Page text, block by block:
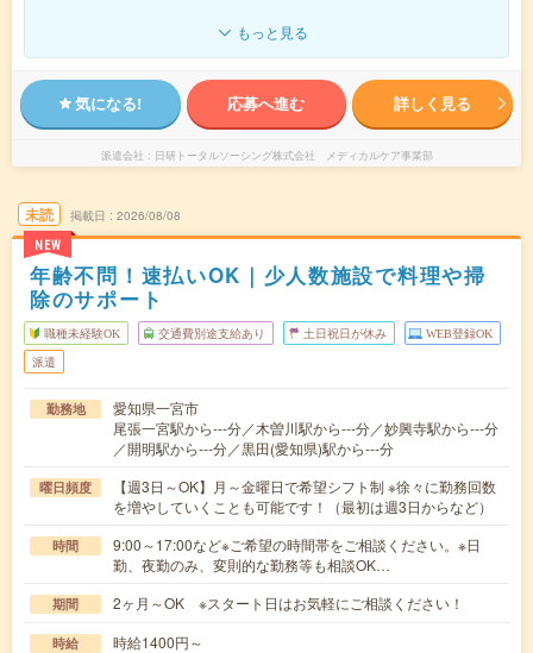
もっと見る
気になる! 応募へ進む 詳しく見る
派遣会社 日研トータルソーシング株式会社 メディカルケア事業部
未読
NEW
掲載日 2026/08/08
年齢不問！速払いOK｜少人数施設で料理や掃
除のサポート
職種未経験OK 交通費別途支給あり 土日祝日が休み WEB登録OK
派遣
勤務地
愛知県一宮市
尾張一宮駅から---分／木曽川駅から---分／妙興寺駅から---分
／開明駅から---分／黒田(愛知県)駅から---分
曜日頻度
【週3日～OK】月～金曜日で希望シフト制 ※徐々に勤務回数
を増やしていくことも可能です！（最初は週3日からなど）
時間
9:00～17:00など※ご希望の時間帯をご相談ください。※日
勤、夜勤のみ、変則的な勤務等も相談OK…
期間 2ヶ月～OK ※スタート日はお気軽にご相談ください！
時給 時給1400円～